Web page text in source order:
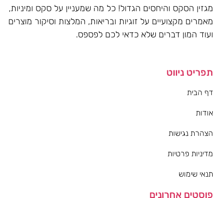
מגזין הסקס והיחסים הגדול! כל מה שמעניין על סקס ומיניות,
מאמרים מקצועיים על זוגיות ובריאות, המלצות וסיקור מוצרים
ועוד המון דברים שלא כדאי לכם לפספס.
תפריט ניווט
דף הבית
אודות
הצהרת נגישות
מדיניות פרטיות
תנאי שימוש
פוסטים אחרונים